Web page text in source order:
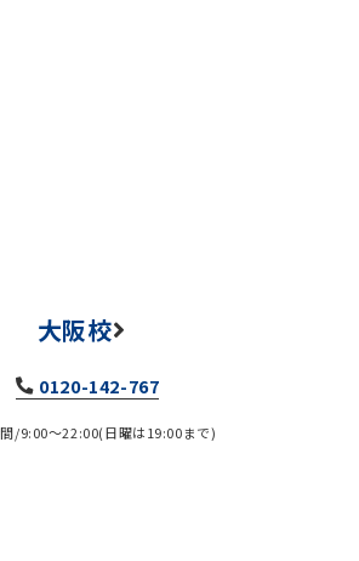
大阪校
0120-142-767
/9:00～22:00(日曜は19:00まで)